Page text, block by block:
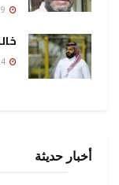
أخبار حديثة